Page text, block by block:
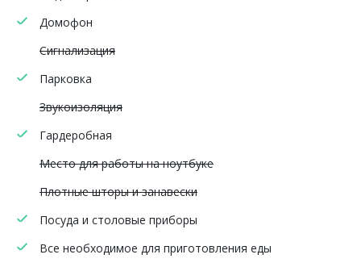
Домофон
Сигнализация
Парковка
Звукоизоляция
Гардеробная
Место для работы на ноутбуке
Плотные шторы и занавески
Посуда и столовые приборы
Все необходимое для приготовления еды